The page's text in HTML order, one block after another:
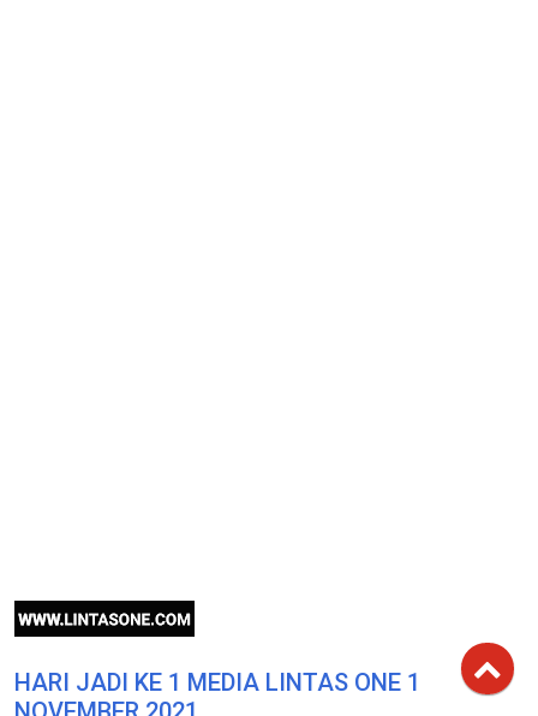
HARI JADI KE 1 MEDIA LINTAS ONE 1